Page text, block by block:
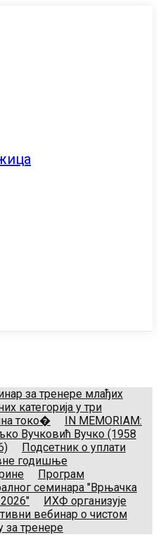
за тренере млађих
категорија у три
токо�
IN MEMORIAM:
Вучковић Вучко (1958
Подсетник о уплати
годишње
Програм
семинара "Врњачка
ИХФ организује
вебинар о чистом
за тренере